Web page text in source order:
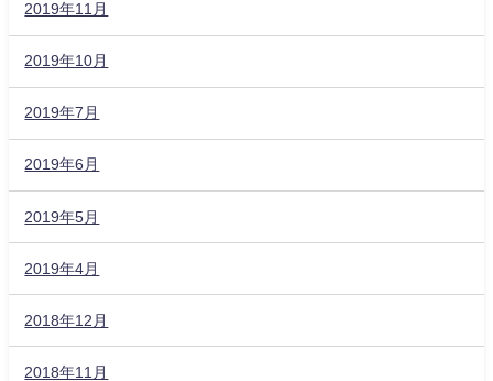
2019年11月
2019年10月
2019年7月
2019年6月
2019年5月
2019年4月
2018年12月
2018年11月